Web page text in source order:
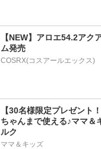
【NEW】アロエ54.2アク
ム発売
COSRX(コスアールエックス)
【30名様限定プレゼント
ちゃんまで使える♪ママ＆
ルク
ママ＆キッズ